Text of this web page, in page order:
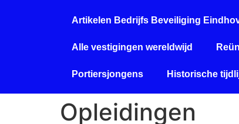
Artikelen Bedrijfs Beveiliging
Alle vestigingen wereldwijd
Portiersjongens Historische
Opleidingen